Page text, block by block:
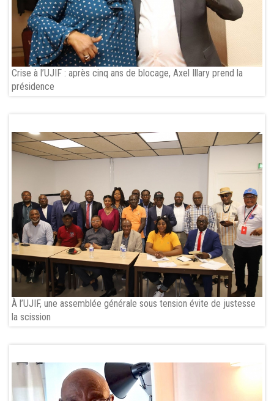
Crise à l’UJIF : après cinq ans de blocage, Axel Illary prend la
présidence
À l’UJIF, une assemblée générale sous tension évite de justesse
la scission